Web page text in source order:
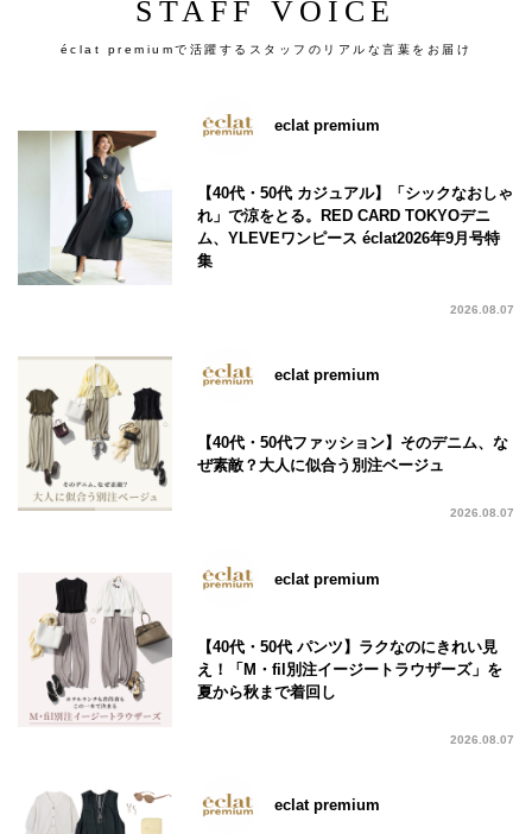
STAFF VOICE
éclat premiumで活躍するスタッフのリアルな言葉をお届け
eclat premium
【40代・50代 カジュアル】「シックなおしゃ
れ」で涼をとる。RED CARD TOKYOデニ
ム、YLEVEワンピース éclat2026年9月号特
集
2026.08.07
eclat premium
【40代・50代ファッション】そのデニム、な
ぜ素敵？大人に似合う別注ベージュ
2026.08.07
eclat premium
【40代・50代 パンツ】ラクなのにきれい見
え！「M・fil別注イージートラウザーズ」を
夏から秋まで着回し
2026.08.07
eclat premium